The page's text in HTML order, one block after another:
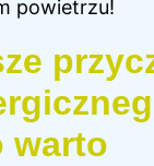
powietrzu!
warto